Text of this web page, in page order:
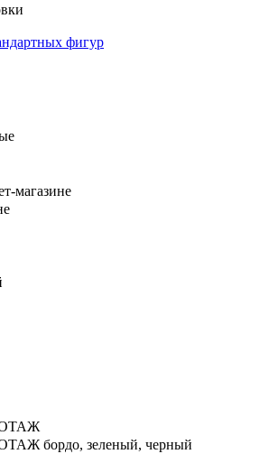
фигур
магазине
бордо, зеленый, черный